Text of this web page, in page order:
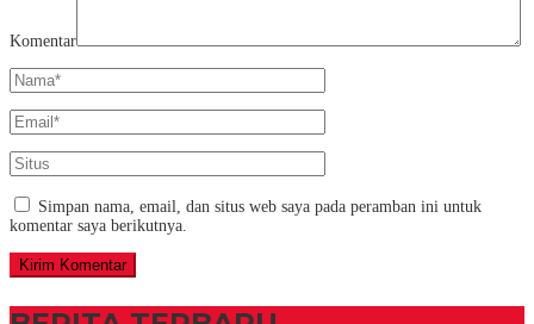
Komentar
Simpan nama, email, dan situs web saya pada peramban ini untuk
komentar saya berikutnya.